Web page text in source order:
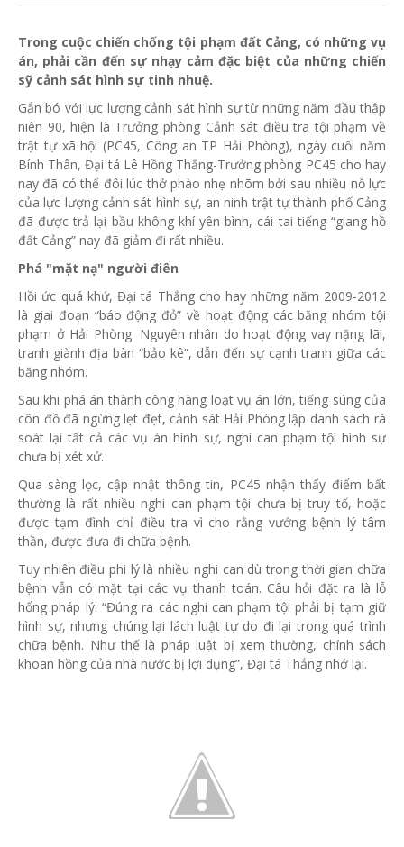
Trong cuộc chiến chống tội phạm đất Cảng, có những vụ
án, phải cần đến sự nhạy cảm đặc biệt của những chiến
sỹ cảnh sát hình sự tinh nhuệ.
Gắn bó với lực lượng cảnh sát hình sự từ những năm đầu thập
niên 90, hiện là Trưởng phòng Cảnh sát điều tra tội phạm về
trật tự xã hội (PC45, Công an TP Hải Phòng), ngày cuối năm
Bính Thân, Đại tá Lê Hồng Thắng-Trưởng phòng PC45 cho hay
nay đã có thể đôi lúc thở phào nhẹ nhõm bởi sau nhiều nỗ lực
của lực lượng cảnh sát hình sự, an ninh trật tự thành phố Cảng
đã được trả lại bầu không khí yên bình, cái tai tiếng “giang hồ
đất Cảng” nay đã giảm đi rất nhiều.
Phá "mặt nạ" người điên
Hồi ức quá khứ, Đại tá Thắng cho hay những năm 2009-2012
là giai đoạn “báo động đỏ” về hoạt động các băng nhóm tội
phạm ở Hải Phòng. Nguyên nhân do hoạt động vay nặng lãi,
tranh giành địa bàn “bảo kê”, dẫn đến sự cạnh tranh giữa các
băng nhóm.
Sau khi phá án thành công hàng loạt vụ án lớn, tiếng súng của
côn đồ đã ngừng lẹt đẹt, cảnh sát Hải Phòng lập danh sách rà
soát lại tất cả các vụ án hình sự, nghi can phạm tội hình sự
chưa bị xét xử.
Qua sàng lọc, cập nhật thông tin, PC45 nhận thấy điểm bất
thường là rất nhiều nghi can phạm tội chưa bị truy tố, hoặc
được tạm đình chỉ điều tra vì cho rằng vướng bệnh lý tâm
thần, được đưa đi chữa bệnh.
Tuy nhiên điều phi lý là nhiều nghi can dù trong thời gian chữa
bệnh vẫn có mặt tại các vụ thanh toán. Câu hỏi đặt ra là lỗ
hổng pháp lý: “Đúng ra các nghi can phạm tội phải bị tạm giữ
hình sự, nhưng chúng lại lách luật tự do đi lại trong quá trình
chữa bệnh. Như thế là pháp luật bị xem thường, chính sách
khoan hồng của nhà nước bị lợi dụng”, Đại tá Thắng nhớ lại.